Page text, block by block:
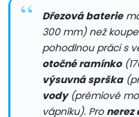
Dřezová baterie
300 mm) než
pohodlnou práci s
otočné ramínko
výsuvná sprška
vody(prémiové
vápníku). Pro nerez